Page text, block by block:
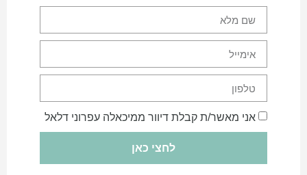
אני מאשר/ת קבלת דיוור ממיכאלה עפרוני דלאל
לחצי כאן